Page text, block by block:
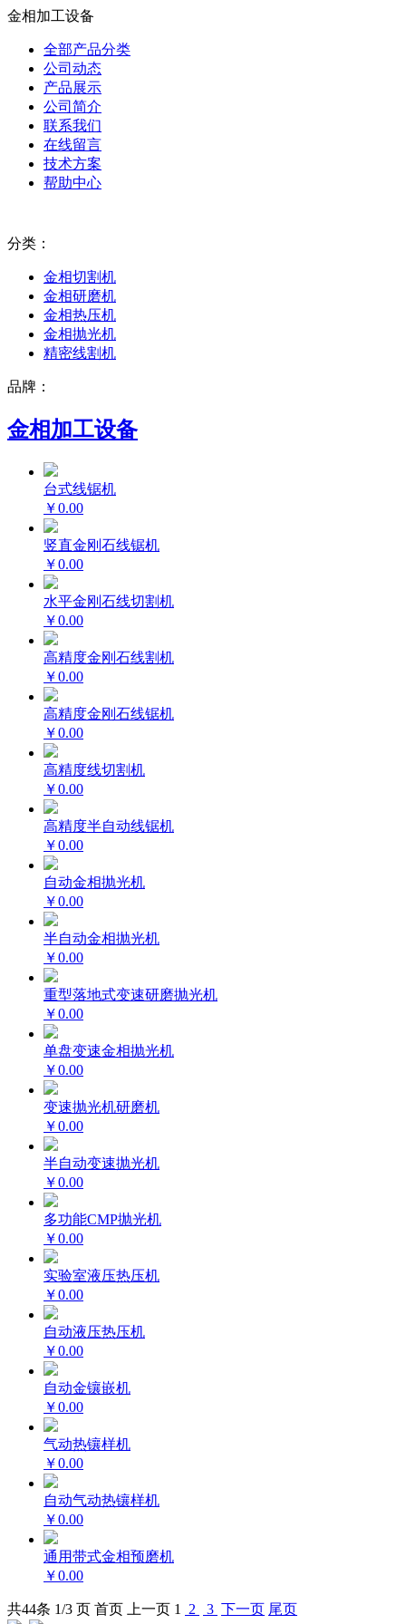
金相加工设备
全部产品分类
公司动态
产品展示
公司简介
联系我们
在线留言
技术方案
帮助中心
分类：
金相切割机
金相研磨机
金相热压机
金相抛光机
精密线割机
品牌：
金相加工设备
台式线锯机
￥0.00
竖直金刚石线锯机
￥0.00
水平金刚石线切割机
￥0.00
高精度金刚石线割机
￥0.00
高精度金刚石线锯机
￥0.00
高精度线切割机
￥0.00
高精度半自动线锯机
￥0.00
自动金相抛光机
￥0.00
半自动金相抛光机
￥0.00
重型落地式变速研磨抛光机
￥0.00
单盘变速金相抛光机
￥0.00
变速抛光机研磨机
￥0.00
半自动变速抛光机
￥0.00
多功能CMP抛光机
￥0.00
实验室液压热压机
￥0.00
自动液压热压机
￥0.00
自动金镶嵌机
￥0.00
气动热镶样机
￥0.00
自动气动热镶样机
￥0.00
通用带式金相预磨机
￥0.00
共44条 1/3 页 首页 上一页 1 2 3 下一页 尾页